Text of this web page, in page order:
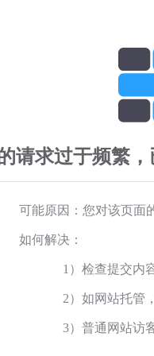
请求过于频繁
可能原因：您对该页面
如何解决：
1）检查提交内
2）如网站托管
3）普通网站访